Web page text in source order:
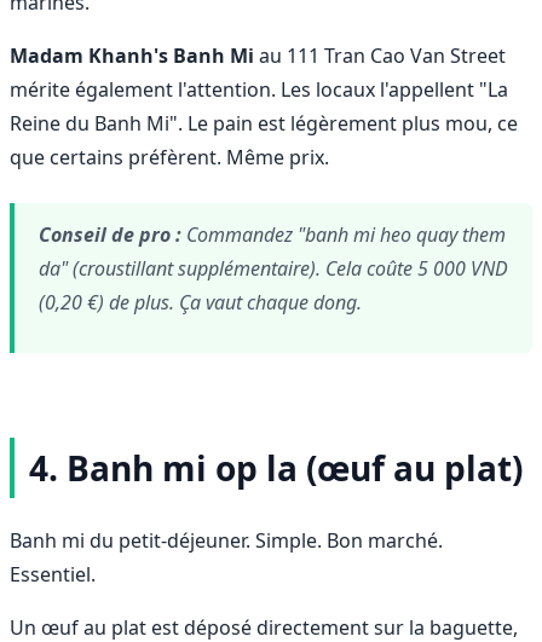
Madam Khanh's Banh Mi au 111 Tran Cao Van Street
mérite également l'attention. Les locaux l'appellent "La
Reine du Banh Mi". Le pain est légèrement plus mou, ce
que certains préfèrent. Même prix.
Conseil de pro : Commandez "banh mi heo quay them
da" (croustillant supplémentaire). Cela coûte 5 000 VND
(0,20 €) de plus. Ça vaut chaque dong.
4. Banh mi op la (œuf au plat)
Banh mi du petit-déjeuner. Simple. Bon marché.
Essentiel.
Un œuf au plat est déposé directement sur la baguette,